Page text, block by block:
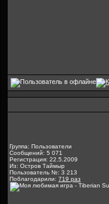
Группа: Пользователи
Сообщений: 5 071
Регистрация: 22.5.2009
Из: Остров Таймыр
Пользователь №: 3 213
Поблагодарили: 719 раз